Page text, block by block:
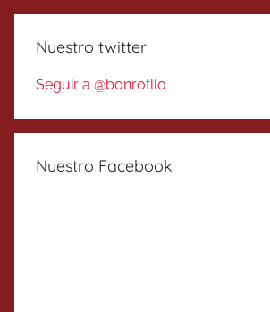
Nuestro twitter
Seguir a @bonrotllo
Nuestro Facebook